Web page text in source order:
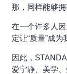
那，同样能够
在一个许多人
定让“质量”成为
因此，
爱宁静、美学